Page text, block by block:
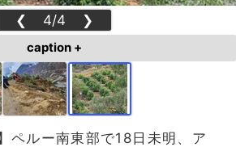
❮ 4/4 ❯
caption +
ペルー南東部で18日未明、ア